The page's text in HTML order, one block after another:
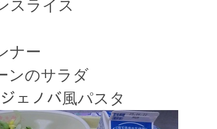
スライス
ナー
ンのサラダ
ェノバ風パスタ